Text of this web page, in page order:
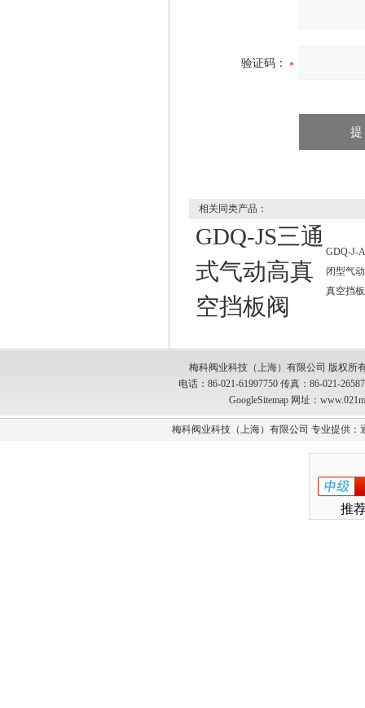
验证码：
相关同类产品：
GDQ-JS三通
式气动高真
空挡板阀
GDQ-J-
闭型气
真空挡
梅科阀业科技（上海）有限公司 版权所
电话：86-021-61997750 传真：86-021-
GoogleSitemap 网址：
梅科阀业科技（上海）有限公司 专业提供
推